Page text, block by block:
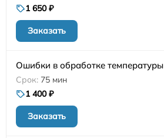
1 650 ₽
Заказать
Ошибки в обработке температуры
75 мин
1 400 ₽
Заказать